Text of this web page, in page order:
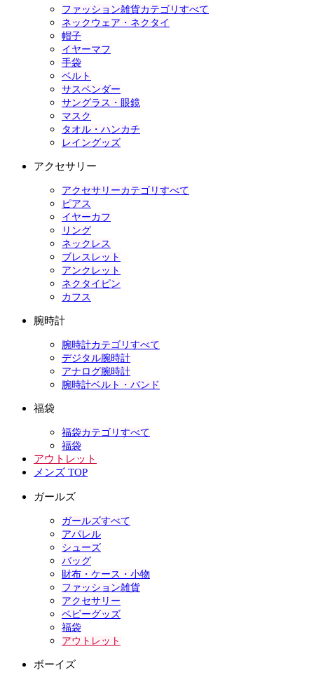
ファッション雑貨カテゴリすべて
ネックウェア・ネクタイ
帽子
イヤーマフ
手袋
ベルト
サスペンダー
サングラス・眼鏡
マスク
タオル・ハンカチ
レイングッズ
アクセサリー
アクセサリーカテゴリすべて
ピアス
イヤーカフ
リング
ネックレス
ブレスレット
アンクレット
ネクタイピン
カフス
腕時計
腕時計カテゴリすべて
デジタル腕時計
アナログ腕時計
腕時計ベルト・バンド
福袋
福袋カテゴリすべて
福袋
アウトレット
メンズ TOP
ガールズ
ガールズすべて
アパレル
シューズ
バッグ
財布・ケース・小物
ファッション雑貨
アクセサリー
ベビーグッズ
福袋
アウトレット
ボーイズ